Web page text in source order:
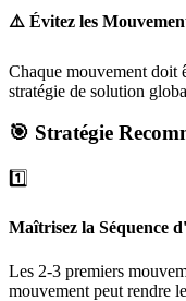
⚠️ Évitez les
Chaque mouvement doit
stratégie de solution
🎯 Stratégie
1️⃣
Maîtrisez la Séquence
Les 2-3 premiers
mouvement peut rendre